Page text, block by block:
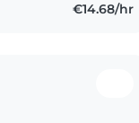
€14.68/hr